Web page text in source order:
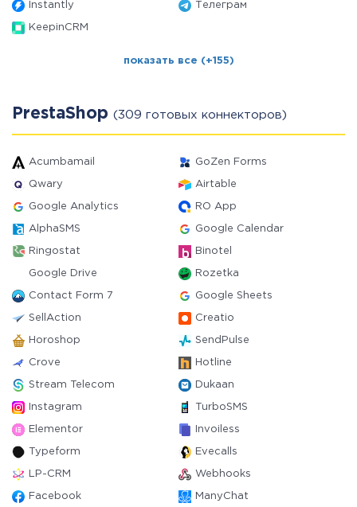
Instantly Телеграм
KeepinCRM
показать все (+155)
PrestaShop (309 готовых коннекторов)
Acumbamail GoZen Forms
Qwary Airtable
Google Analytics RO App
AlphaSMS Google Calendar
Ringostat Binotel
Google Drive Rozetka
Contact Form 7 Google Sheets
SellAction Creatio
Horoshop SendPulse
Crove Hotline
Stream Telecom Dukaan
Instagram TurboSMS
Elementor Invoiless
Typeform Evecalls
LP-CRM Webhooks
Facebook ManyChat